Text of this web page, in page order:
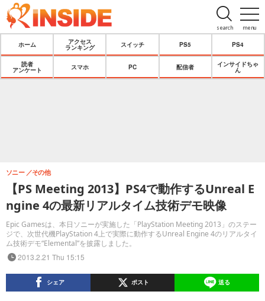
menu
search
ホーム
アクセス
ランキング
スイッチ PS5 PS4
読者
アンケート
スマホ PC 配信者
インサイドちゃ
ん
【PS Meeting 2013】PS4で動作するUnreal E
ngine 4の最新リアルタイム技術デモ映像
Epic Gamesは、本日ソニーが実施した「PlayStation Meeting 2013」のステー
ジで、次世代機PlayStation 4上で実際に動作するUnreal Engine 4のリアルタイ
ム技術デモ“Elemental”を披露しました。
ソニー その他
2013.2.21 Thu 15:15
シェア ポスト 送る